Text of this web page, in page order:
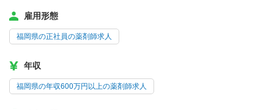
雇用形態
福岡県の正社員の薬剤師求人
年収
福岡県の年収600万円以上の薬剤師求人